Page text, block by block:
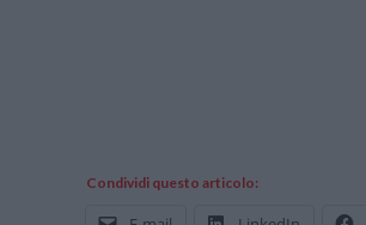
Condividi questo articolo: